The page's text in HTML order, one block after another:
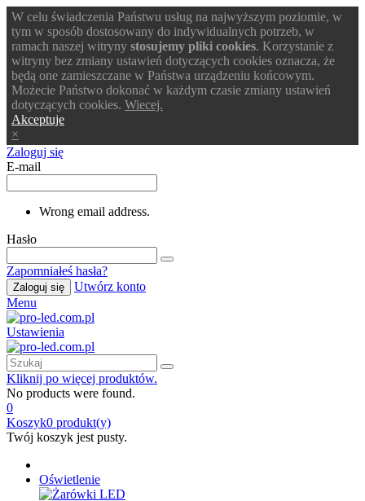
W celu świadczenia Państwu usług na najwyższym poziomie, w
tym w sposób dostosowany do indywidualnych potrzeb, w
ramach naszej witryny stosujemy pliki cookies. Korzystanie z
witryny bez zmiany ustawień dotyczących cookies oznacza, że
będą one zamieszczane w Państwa urządzeniu końcowym.
Możecie Państwo dokonać w każdym czasie zmiany ustawień
dotyczących cookies. Wiecej.
Akceptuje
×
Zaloguj się
E-mail
Wrong email address.
Hasło
Zapomniałeś hasła?
Zaloguj się
Utwórz konto
Menu
Ustawienia
Kliknij po więcej produktów.
No products were found.
0
Koszyk0 produkt(y)
Twój koszyk jest pusty.
Oświetlenie